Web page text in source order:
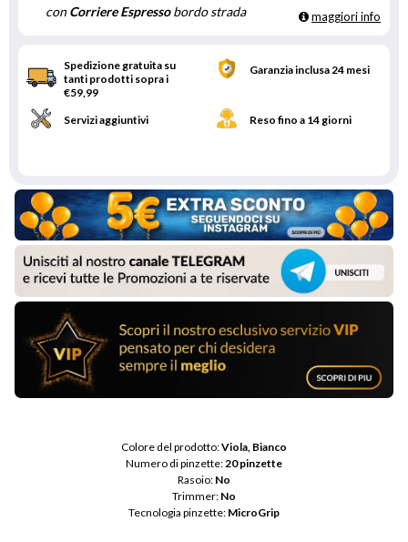
conCorriere Espressobordo strada maggiori info
Spedizione gratuita su
tanti prodotti sopra i
€59,99
Garanzia inclusa 24 mesi
Servizi aggiuntivi Reso fino a 14 giorni
Colore del prodotto: Viola, Bianco
Numero di pinzette: 20 pinzette
Rasoio: No
Trimmer: No
Tecnologia pinzette: MicroGrip